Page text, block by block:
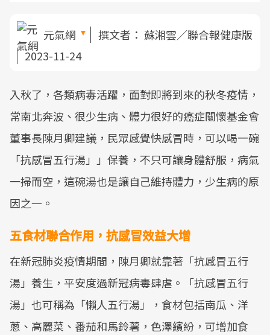
元氣網 撰文者： 蘇湘雲／聯合報健康版
2023-11-24
入秋了，各類病毒活躍，面對即將到來的秋冬疫情，
常南北奔波、很少生病、體力很好的癌症關懷基金會
董事長陳月卿建議，民眾感覺快感冒時，可以喝一碗
「抗感冒五行湯」」保養，不只可讓身體舒服，病氣
一掃而空，這碗湯也是讓自己維持體力，少生病的原
因之一。
五食材聯合作用，抗感冒效益大增
在新冠肺炎疫情期間，陳月卿就靠著「抗感冒五行
湯」養生，平安度過新冠病毒肆虐。「抗感冒五行
湯」也可稱為「懶人五行湯」，食材包括南瓜、洋
蔥、高麗菜、番茄和馬鈴薯，色澤繽紛，可增加食